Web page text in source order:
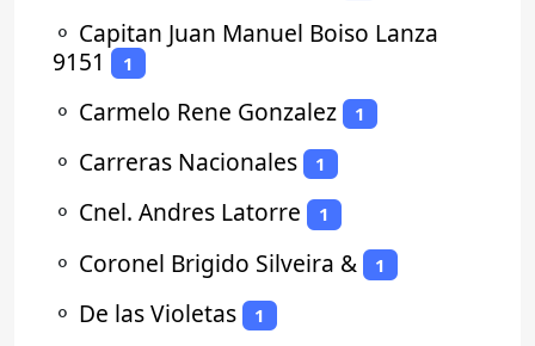
⚬ Capitan Juan Manuel Boiso Lanza
9151
1
⚬ Carmelo Rene Gonzalez 1
⚬ Carreras Nacionales 1
⚬ Cnel. Andres Latorre 1
⚬ Coronel Brigido Silveira & 1
⚬ De las Violetas 1